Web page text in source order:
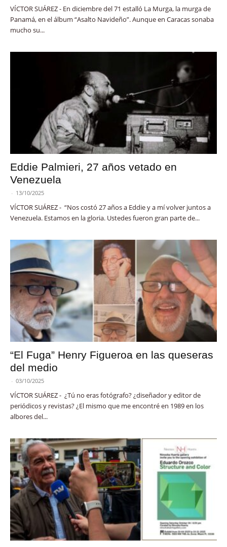
VÍCTOR SUÁREZ - En diciembre del 71 estalló La Murga, la murga de
Panamá, en el álbum “Asalto Navideño”. Aunque en Caracas sonaba
mucho su...
Eddie Palmieri, 27 años vetado en
Venezuela
- 13/10/2025
VÍCTOR SUÁREZ - “Nos costó 27 años a Eddie y a mí volver juntos a
Venezuela. Estamos en la gloria. Ustedes fueron gran parte de...
“El Fuga” Henry Figueroa en las queseras
del medio
- 03/10/2025
VÍCTOR SUÁREZ - ¿Tú no eras fotógrafo? ¿diseñador y editor de
periódicos y revistas? ¿El mismo que me encontré en 1989 en los
albores del...